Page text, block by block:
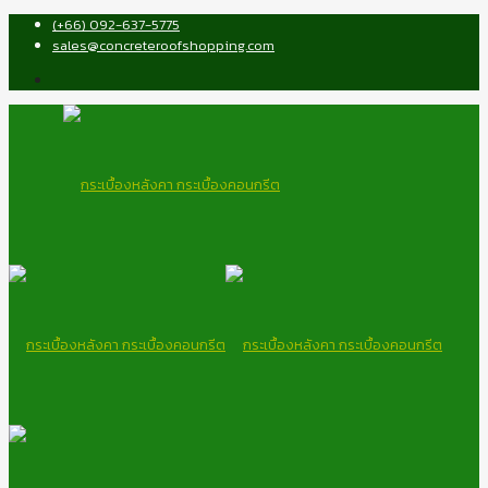
(+66) 092-637-5775
sales@concreteroofshopping.com